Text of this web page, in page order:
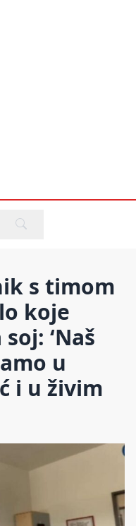
s timom
koje
‘Naš
u
i u živim